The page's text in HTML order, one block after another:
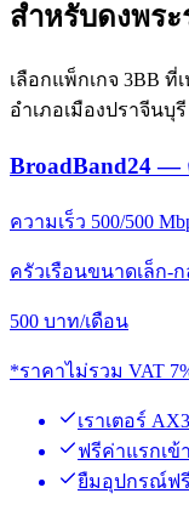
สำหรับดงพระ
เลือกแพ็กเกจ 3BB
อำเภอเมืองปราจีนบุ
BroadBand24 —
ความเร็ว 500/500
ครัวเรือนขนาดเล็ก-
500 บาท/เดือน
*ราคาไม่รวม VAT
เราเตอร์
ฟรีค่าแรกเข้
ยืมอุปกรณ์ฟ